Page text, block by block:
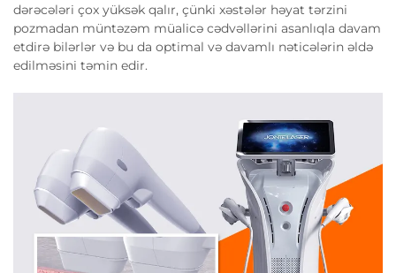
dərəcələri çox yüksək qalır, çünki xəstələr həyat tərzini
pozmadan müntəzəm müalicə cədvəllərini asanlıqla davam
etdirə bilərlər və bu da optimal və davamlı nəticələrin əldə
edilməsini təmin edir.